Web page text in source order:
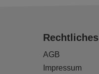
Rechtliches
AGB
Impressum